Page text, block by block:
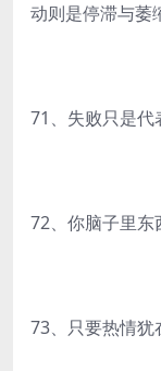
动则是停滞与萎
71、失败只是代
72、你脑子里东
73、只要热情犹